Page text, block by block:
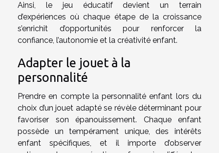
Ainsi, le jeu éducatif devient un terrain
d’expériences où chaque étape de la croissance
s’enrichit d’opportunités pour renforcer la
confiance, l’autonomie et la créativité enfant.
Adapter le jouet à la
personnalité
Prendre en compte la personnalité enfant lors du
choix d’un jouet adapté se révèle déterminant pour
favoriser son épanouissement. Chaque enfant
possède un tempérament unique, des intérêts
enfant spécifiques, et il importe d’observer